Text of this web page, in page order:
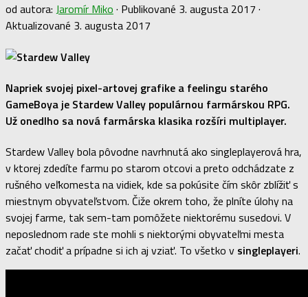
od autora: Jaromír Miko · Publikované 3. augusta 2017 ·
Aktualizované 3. augusta 2017
Napriek svojej pixel-artovej grafike a feelingu starého
GameBoya je Stardew Valley populárnou farmárskou RPG.
Už onedlho sa nová farmárska klasika rozšíri multiplayer.
Stardew Valley bola pôvodne navrhnutá ako singleplayerová hra,
v ktorej zdedíte farmu po starom otcovi a preto odchádzate z
rušného veľkomesta na vidiek, kde sa pokúsite čím skôr zblížiť s
miestnym obyvateľstvom. Čiže okrem toho, že plníte úlohy na
svojej farme, tak sem-tam pomôžete niektorému susedovi. V
neposlednom rade ste mohli s niektorými obyvateľmi mesta
začať chodiť a prípadne si ich aj vziať. To všetko v singleplayeri.